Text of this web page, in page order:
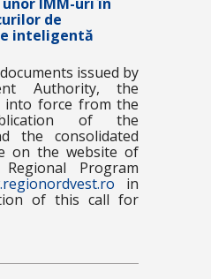
de
inteligentă
issued by
Authority, the
into force from the
of the
the consolidated
on the website of
Program
in
of this call for